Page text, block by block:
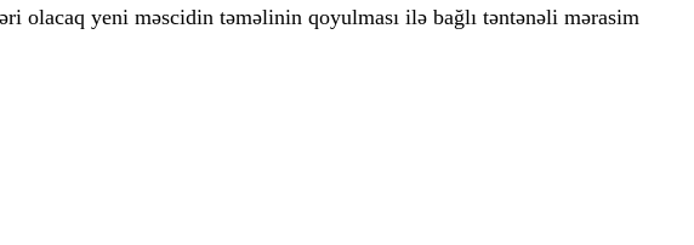
olacaq yeni məscidin təməlinin qoyulması ilə bağlı təntənəli mərasim